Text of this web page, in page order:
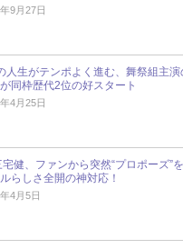
9月27日
人生がテンポよく進む、舞祭組主
同枠歴代2位の好スタート
4月25日
宅健、ファンから突然“プロポーズ
らしさ全開の神対応！
4月5日